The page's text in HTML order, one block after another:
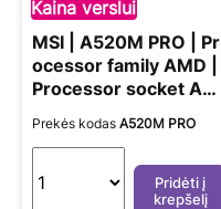
Kaina verslui
MSI | A520M PRO | Pr
ocessor family AMD |
Processor socket AM
4 | DDR4 | Memory sl
ots 2 | Chipset AMD A
Prekės kodas A520M PRO
Pridėti į
krepšelį